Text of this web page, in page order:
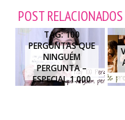
POST RELACIONADOS
TAG: 100
PERGUNTAS QUE
NINGUÉM
PERGUNTA –
ESPECIAL 1.000